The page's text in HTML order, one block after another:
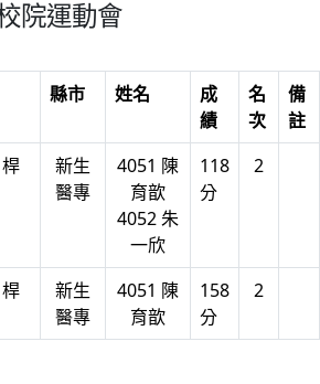
院運動會
縣市 姓名
成
績
名
次
備
註
新生
醫專
4051 陳
育歆
4052 朱
一欣
118
分
2
新生
醫專
4051 陳
育歆
158
分
2